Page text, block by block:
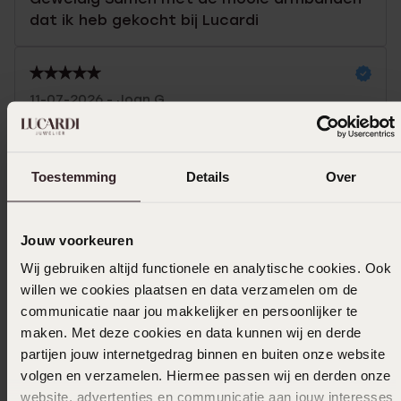
Toestemming Details Over
Jouw voorkeuren
Wij gebruiken altijd functionele en analytische cookies. Ook
willen we cookies plaatsen en data verzamelen om de
communicatie naar jou makkelijker en persoonlijker te
maken. Met deze cookies en data kunnen wij en derde
partijen jouw internetgedrag binnen en buiten onze website
volgen en verzamelen. Hiermee passen wij en derden onze
website, advertenties en communicatie aan jouw interesses
dat ik heb gekocht bij Lucardi
11-07-2026 - Joan G.
Hele mooie ring en precies zoals op de
05-07-2026 - Ellen V.
Super mooie ring heel blij mee
Toon meer